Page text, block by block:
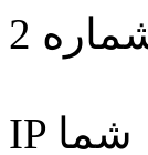
2
IP شما